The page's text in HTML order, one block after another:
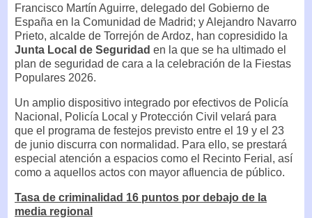
Francisco Martín Aguirre, delegado del Gobierno de
España en la Comunidad de Madrid; y Alejandro Navarro
Prieto, alcalde de Torrejón de Ardoz, han copresidido la
Junta Local de Seguridad en la que se ha ultimado el
plan de seguridad de cara a la celebración de la Fiestas
Populares 2026.
Un amplio dispositivo integrado por efectivos de Policía
Nacional, Policía Local y Protección Civil velará para
que el programa de festejos previsto entre el 19 y el 23
de junio discurra con normalidad. Para ello, se prestará
especial atención a espacios como el Recinto Ferial, así
como a aquellos actos con mayor afluencia de público.
Tasa de criminalidad 16 puntos por debajo de la
media regional